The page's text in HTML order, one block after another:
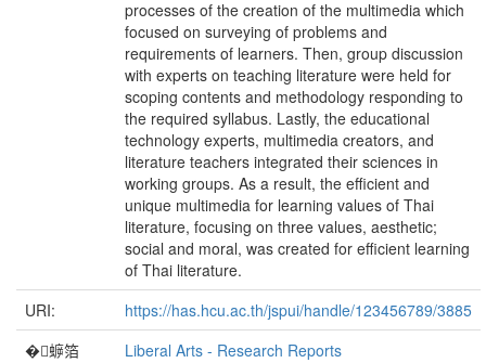
processes of the creation of the multimedia which
focused on surveying of problems and
requirements of learners. Then, group discussion
with experts on teaching literature were held for
scoping contents and methodology responding to
the required syllabus. Lastly, the educational
technology experts, multimedia creators, and
literature teachers integrated their sciences in
working groups. As a result, the efficient and
unique multimedia for learning values of Thai
literature, focusing on three values, aesthetic;
social and moral, was created for efficient learning
of Thai literature.
URI:
https://has.hcu.ac.th/jspui/handle/123456789/3885
�蝷箔
Liberal Arts - Research Reports